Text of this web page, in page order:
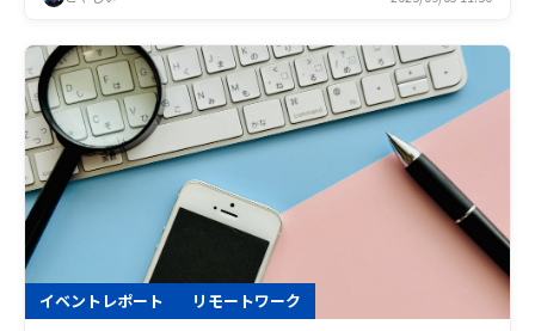
イベントレポート リモートワーク